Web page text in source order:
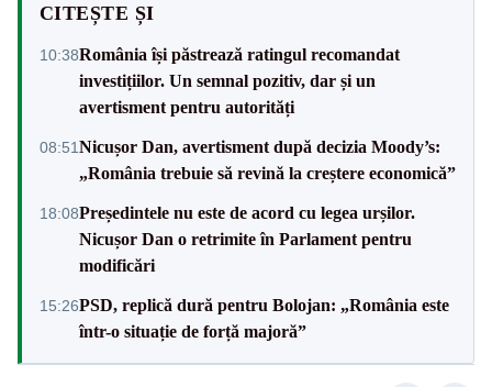
CITEȘTE ȘI
10:38România își păstrează ratingul recomandat
investițiilor. Un semnal pozitiv, dar și un
avertisment pentru autorități
08:51Nicușor Dan, avertisment după decizia Moody’s:
„România trebuie să revină la creștere economică”
18:08Președintele nu este de acord cu legea urșilor.
Nicușor Dan o retrimite în Parlament pentru
modificări
15:26PSD, replică dură pentru Bolojan: „România este
într-o situație de forță majoră”